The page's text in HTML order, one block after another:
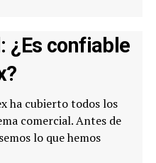
¿Es confiable
ha cubierto todos los
comercial. Antes de
lo que hemos